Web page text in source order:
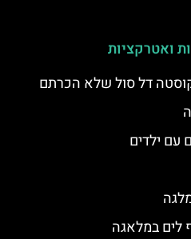
ואטרקציות
דל סול שלא הכרתם
עם ילדים
לים במלאגה